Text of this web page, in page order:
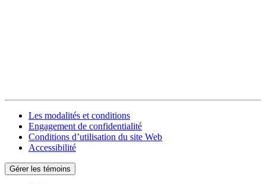
Les modalités et conditions
Engagement de confidentialité
Conditions d’utilisation du site Web
Accessibilité
Gérer les témoins